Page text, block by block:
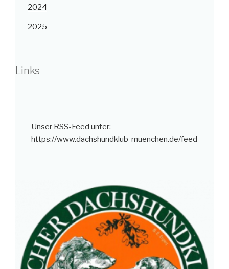
2024
2025
Links
Unser RSS-Feed unter:
https://www.dachshundklub-muenchen.de/feed